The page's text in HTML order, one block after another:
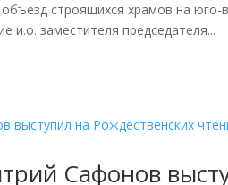
строящихся храмов на
и.о. заместителя председателя...
Сафонов